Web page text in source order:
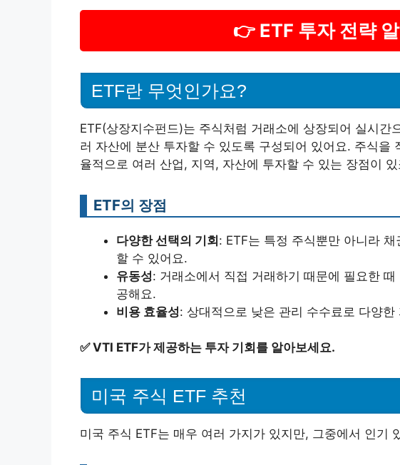
👉 ETF 투자 전략
ETF란 무엇인가요?
ETF(상장지수펀드)는 주식처럼 거래소에 상장되어 실시간
러 자산에 분산 투자할 수 있도록 구성되어 있어요. 주식을
율적으로 여러 산업, 지역, 자산에 투자할 수 있는 장점이 있
ETF의 장점
다양한 선택의 기회: ETF는 특정 주식뿐만 아니라
할 수 있어요.
유동성: 거래소에서 직접 거래하기 때문에 필요한
공해요.
비용 효율성: 상대적으로 낮은 관리 수수료로 다양
✅VTI ETF가 제공하는 투자 기회를 알아보세요.
미국 주식 ETF 추천
미국 주식 ETF는 매우 여러 가지가 있지만, 그중에서 인기